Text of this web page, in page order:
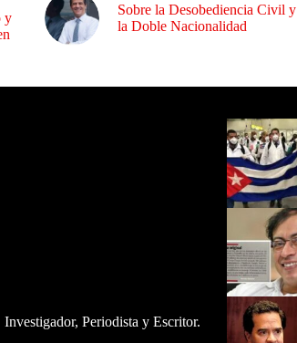
y
Sobre la Desobediencia Civil y
la Doble Nacionalidad
Periodista y Escritor.